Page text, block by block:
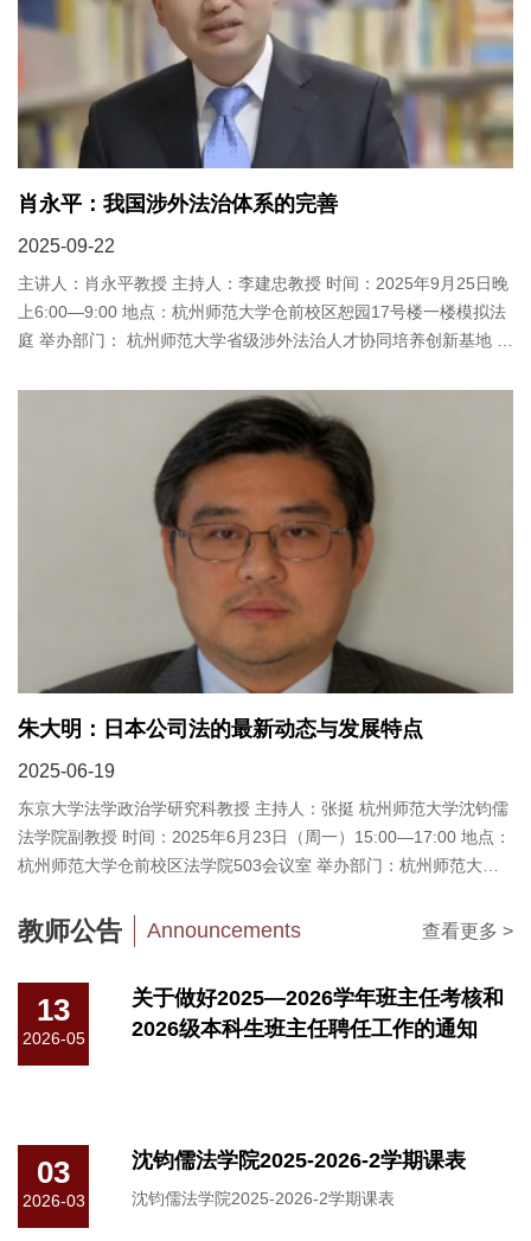
肖永平：我国涉外法治体系的完善
2025-09-22
主讲人：肖永平教授 主持人：李建忠教授 时间：2025年9月25日晚
上6:00—9:00 地点：杭州师范大学仓前校区恕园17号楼一楼模拟法
庭 举办部门： 杭州师范大学省级涉外法治人才协同培养创新基地 杭
朱大明：日本公司法的最新动态与发展特点
2025-06-19
东京大学法学政治学研究科教授 主持人：张挺 杭州师范大学沈钧儒
法学院副教授 时间：2025年6月23日（周一）15:00—17:00 地点：
杭州师范大学仓前校区法学院503会议室 举办部门：杭州师范大学
教师公告 Announcements 查看更多 >
13
2026-05
关于做好2025—2026学年班主任考核和
2026级本科生班主任聘任工作的通知
03
2026-03
沈钧儒法学院2025-2026-2学期课表
沈钧儒法学院2025-2026-2学期课表